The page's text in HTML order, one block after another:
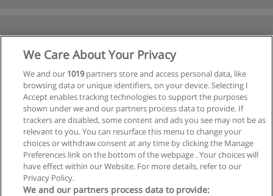
We Care About Your Privacy
We and our 1019partners store and access personal data, like
browsing data or unique identifiers, on your device. Selecting I
Accept enables tracking technologies to support the purposes
shown under we and our partners process data to provide. If
trackers are disabled, some content and ads you see may not be as
relevant to you. You can resurface this menu to change your
choices or withdraw consent at any time by clicking the Manage
Preferences link on the bottom of the webpage . Your choices will
have effect within our Website. For more details, refer to our
Privacy Policy.
We and our partners process data to provide: